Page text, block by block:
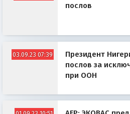
послов
03.09.23 07:39
Президент
послов за
при ООН